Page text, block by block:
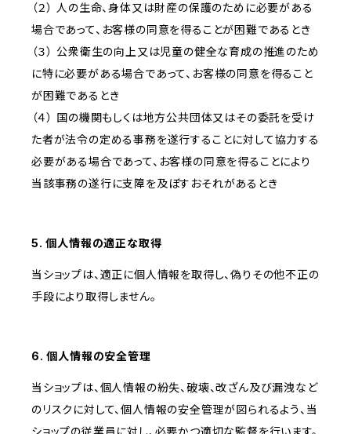
（２） 人の生命、身体又は財産の保護のために必要がある
場合であって、お客様の同意を得ることが困難であるとき
（３） 公衆衛生の向上又は児童の健全な育成の推進のため
に特に必要がある場合であって、お客様の同意を得ること
が困難であるとき
（４） 国の機関もしくは地方公共団体又はその委託を受け
た者が法令の定める事務を遂行することに対して協力する
必要がある場合であって、お客様の同意を得ることにより
当該事務の遂行に支障を及ぼすおそれがあるとき
5. 個人情報の適正な取得
当ショップは、適正に個人情報を取得し、偽りその他不正の
手段により取得しません。
6. 個人情報の安全管理
当ショップは、個人情報の紛失、破壊、改ざん及び漏洩など
のリスクに対して、個人情報の安全管理が図られるよう、当